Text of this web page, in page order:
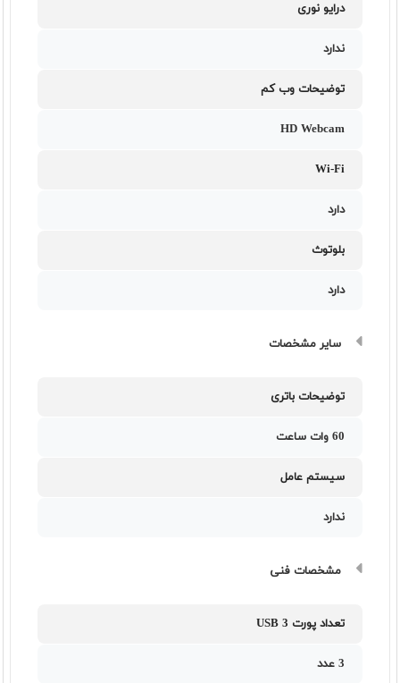
درایو نوری
ندارد
توضیحات وب کم
HD Webcam
Wi-Fi
دارد
بلوتوث
دارد
سایر مشخصات
توضیحات باتری
60 وات ساعت
سیستم عامل
ندارد
مشخصات فنی
تعداد پورت USB 3
3 عدد